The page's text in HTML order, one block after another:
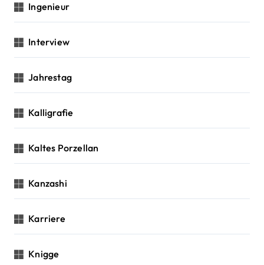
Ingenieur
Interview
Jahrestag
Kalligrafie
Kaltes Porzellan
Kanzashi
Karriere
Knigge